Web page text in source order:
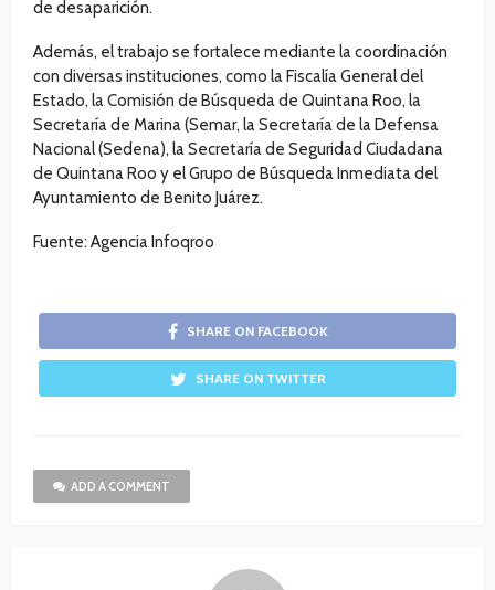
de desaparición.
Además, el trabajo se fortalece mediante la coordinación
con diversas instituciones, como la Fiscalía General del
Estado, la Comisión de Búsqueda de Quintana Roo, la
Secretaría de Marina (Semar, la Secretaría de la Defensa
Nacional (Sedena), la Secretaría de Seguridad Ciudadana
de Quintana Roo y el Grupo de Búsqueda Inmediata del
Ayuntamiento de Benito Juárez.
Fuente: Agencia Infoqroo
SHARE ON FACEBOOK
SHARE ON TWITTER
ADD A COMMENT